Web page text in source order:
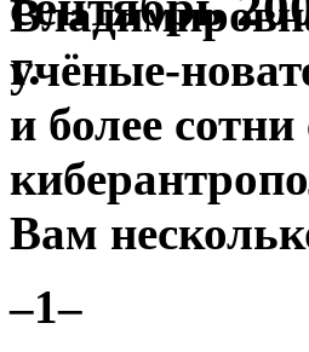
учёные-
и более
Вам
–1–